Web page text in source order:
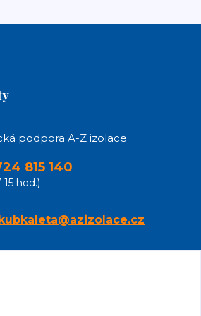
podpora A-Z izolace
815 140
hod.)